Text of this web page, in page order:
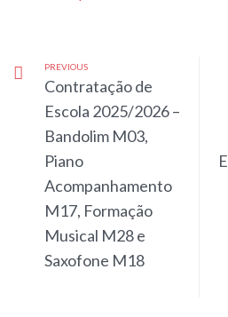
PREVIOUS
Contratação de
Escola 2025/2026 –
Bandolim M03,
Piano
Acompanhamento
M17, Formação
Musical M28 e
Saxofone M18